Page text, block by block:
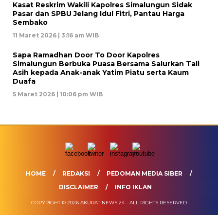
Kasat Reskrim Wakili Kapolres Simalungun Sidak
Pasar dan SPBU Jelang Idul Fitri, Pantau Harga
Sembako
11 Maret 2026 | 3:16 am WIB
Sapa Ramadhan Door To Door Kapolres
Simalungun Berbuka Puasa Bersama Salurkan Tali
Asih kepada Anak-anak Yatim Piatu serta Kaum
Duafa
5 Maret 2026 | 10:06 pm WIB
HOME REDAKSI
PEDOMAN MEDIA SIBER
DISCLAIMER
INFO IKLAN
COPYRIGHT © 2026 AKURAT NEWS 24 - ALL RIGHTS RESERVED